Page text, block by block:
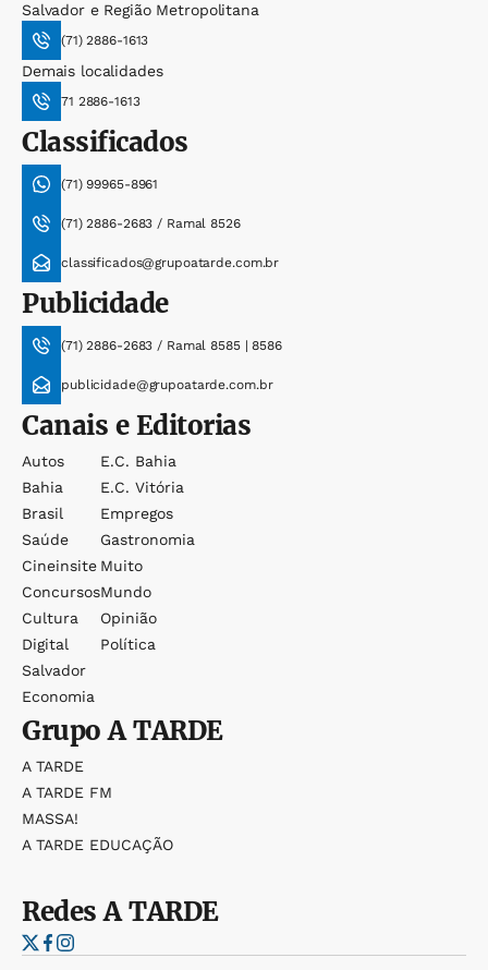
Salvador e Região Metropolitana
(71) 2886-1613
Demais localidades
71 2886-1613
Classificados
(71) 99965-8961
(71) 2886-2683 / Ramal 8526
classificados@grupoatarde.com.br
Publicidade
(71) 2886-2683 / Ramal 8585 | 8586
publicidade@grupoatarde.com.br
Canais e Editorias
Autos
Bahia
Brasil
Saúde
Cineinsite
Concursos
Cultura
Digital
Salvador
Economia
E.c. Bahia
E.c. Vitória
Empregos
Gastronomia
Muito
Mundo
Opinião
Política
GrupoA TARDE
A TARDE
A TARDE FM
MASSA!
A TARDE EDUCAÇÃO
RedesA TARDE